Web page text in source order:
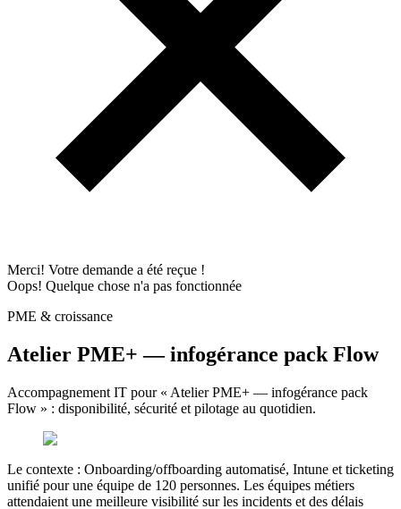
Merci! Votre demande a été reçue !
Oops! Quelque chose n'a pas fonctionnée
PME & croissance
Atelier PME+ — infogérance pack Flow
Accompagnement IT pour « Atelier PME+ — infogérance pack
Flow » : disponibilité, sécurité et pilotage au quotidien.
Le contexte : Onboarding/offboarding automatisé, Intune et ticketing
unifié pour une équipe de 120 personnes. Les équipes métiers
attendaient une meilleure visibilité sur les incidents et des délais